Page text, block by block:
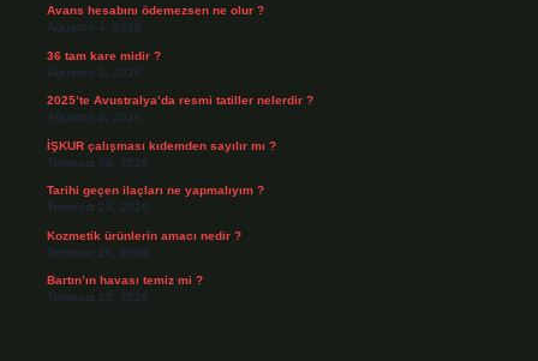
Avans hesabını ödemezsen ne olur ?
Ağustos 4, 2026
36 tam kare midir ?
Ağustos 3, 2026
2025’te Avustralya’da resmi tatiller nelerdir ?
Ağustos 3, 2026
İŞKUR çalışması kıdemden sayılır mı ?
Temmuz 30, 2026
Tarihi geçen ilaçları ne yapmalıyım ?
Temmuz 28, 2026
Kozmetik ürünlerin amacı nedir ?
Temmuz 26, 2026
Bartın’ın havası temiz mi ?
Temmuz 25, 2026